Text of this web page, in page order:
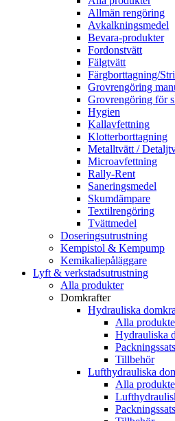
Allmän rengöring
Avkalkningsmedel
Bevara-produkter
Fordonstvätt
Fälgtvätt
Färgborttagning/
Grovrengöring
Grovrengöring för
Hygien
Kallavfettning
Klotterborttagning
Metalltvätt /
Microavfettning
Rally-Rent
Saneringsmedel
Skumdämpare
Textilrengöring
Tvättmedel
Doseringsutrustning
Kempistol & Kempump
Kemikaliepåläggare
Lyft & verkstadsutrustning
Alla produkter
Domkrafter
Hydrauliska
Alla
Hydrauliska
Tillbehör
Lufthydrauliska
Alla